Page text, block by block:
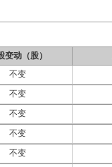
变动（股）
不变
不变
不变
不变
不变